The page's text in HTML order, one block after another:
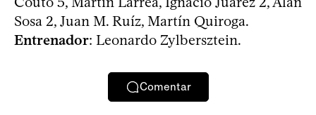
Sosa 2, Juan M. Ruíz, Martín Quiroga.
Entrenador: Leonardo Zylbersztein.
Comentar